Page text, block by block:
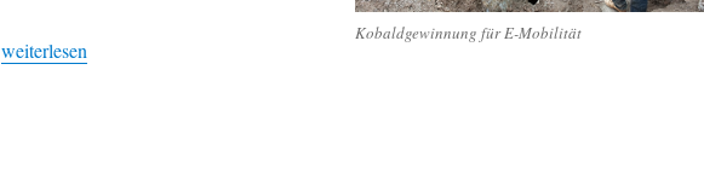
Kobaldgewinnung für E-Mobilität
„Klimapaket verteuert wesentlich Benzin und Diesel ab 2021“
weiterlesen